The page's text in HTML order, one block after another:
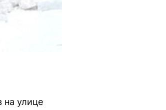
на улице